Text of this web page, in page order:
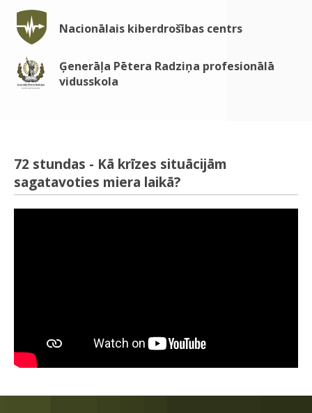
Nacionālais kiberdrošības centrs
Ģenerāļa Pētera Radziņa profesionālā
vidusskola
72 stundas - Kā krīzes situācijām
sagatavoties miera laikā?